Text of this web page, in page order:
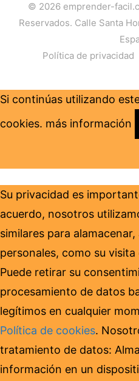
© 2026 emprender-
Reservados. Calle Santa
Política de privacidad
Si continúas utilizando
cookies. más información
Su privacidad es
acuerdo, nosotros
similares para
personales, como su
Puede retirar su
procesamiento de datos
legítimos en cualquier
Política de cookies.
tratamiento de datos:
información en un